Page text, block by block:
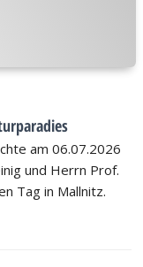
am 06.07.2026
und Herrn Prof.
Tag in Mallnitz.